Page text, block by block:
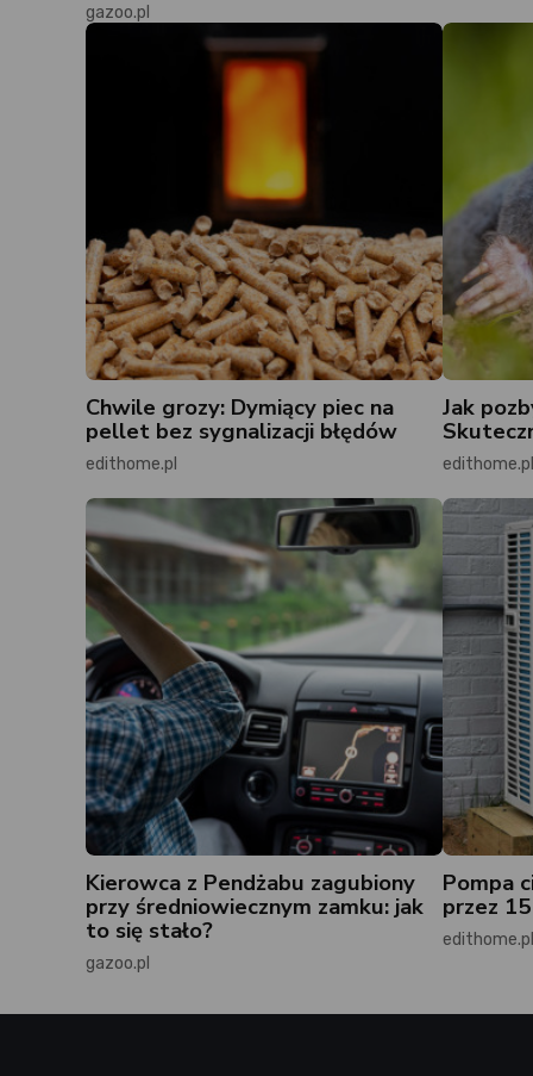
gazoo.pl
Chwile grozy: Dymiący piec na
pellet bez sygnalizacji błędów
edithome.pl
Jak
edithome.pl
Kierowca z Pendżabu zagubiony
przy średniowiecznym zamku: jak
to się stało?
gazoo.pl
Pompa
przez
edithome.pl